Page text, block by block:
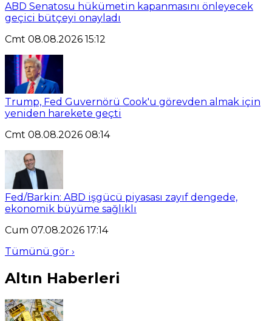
ABD Senatosu hükümetin kapanmasını önleyecek
geçici bütçeyi onayladı
Cmt 08.08.2026 15:12
Trump, Fed Guvernörü Cook'u görevden almak için
yeniden harekete geçti
Cmt 08.08.2026 08:14
Fed/Barkin: ABD işgücü piyasası zayıf dengede,
ekonomik büyüme sağlıklı
Cum 07.08.2026 17:14
Tümünü gör ›
Altın Haberleri